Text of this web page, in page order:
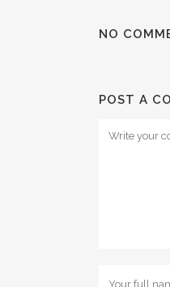
NO
POST A